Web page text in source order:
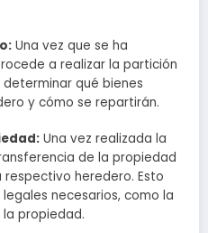
Una vez que se ha
a realizar la partición
qué bienes
y cómo se repartirán.
Una vez realizada la
de la propiedad
heredero. Esto
necesarios, como la
propiedad.